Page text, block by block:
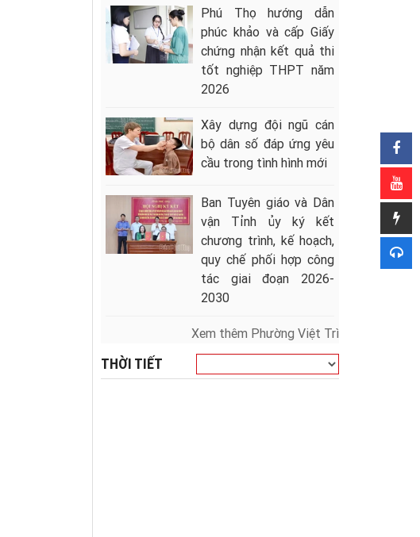
Phú Thọ hướng dẫn
phúc khảo và cấp Giấy
chứng nhận kết quả thi
tốt nghiệp THPT năm
2026
Xây dựng đội ngũ cán
bộ dân số đáp ứng yêu
cầu trong tình hình mới
Ban Tuyên giáo và Dân
vận Tỉnh ủy ký kết
chương trình, kế hoạch,
quy chế phối hợp công
tác giai đoạn 2026-
2030
Xem thêm Phường Việt Trì
THỜI TIẾT